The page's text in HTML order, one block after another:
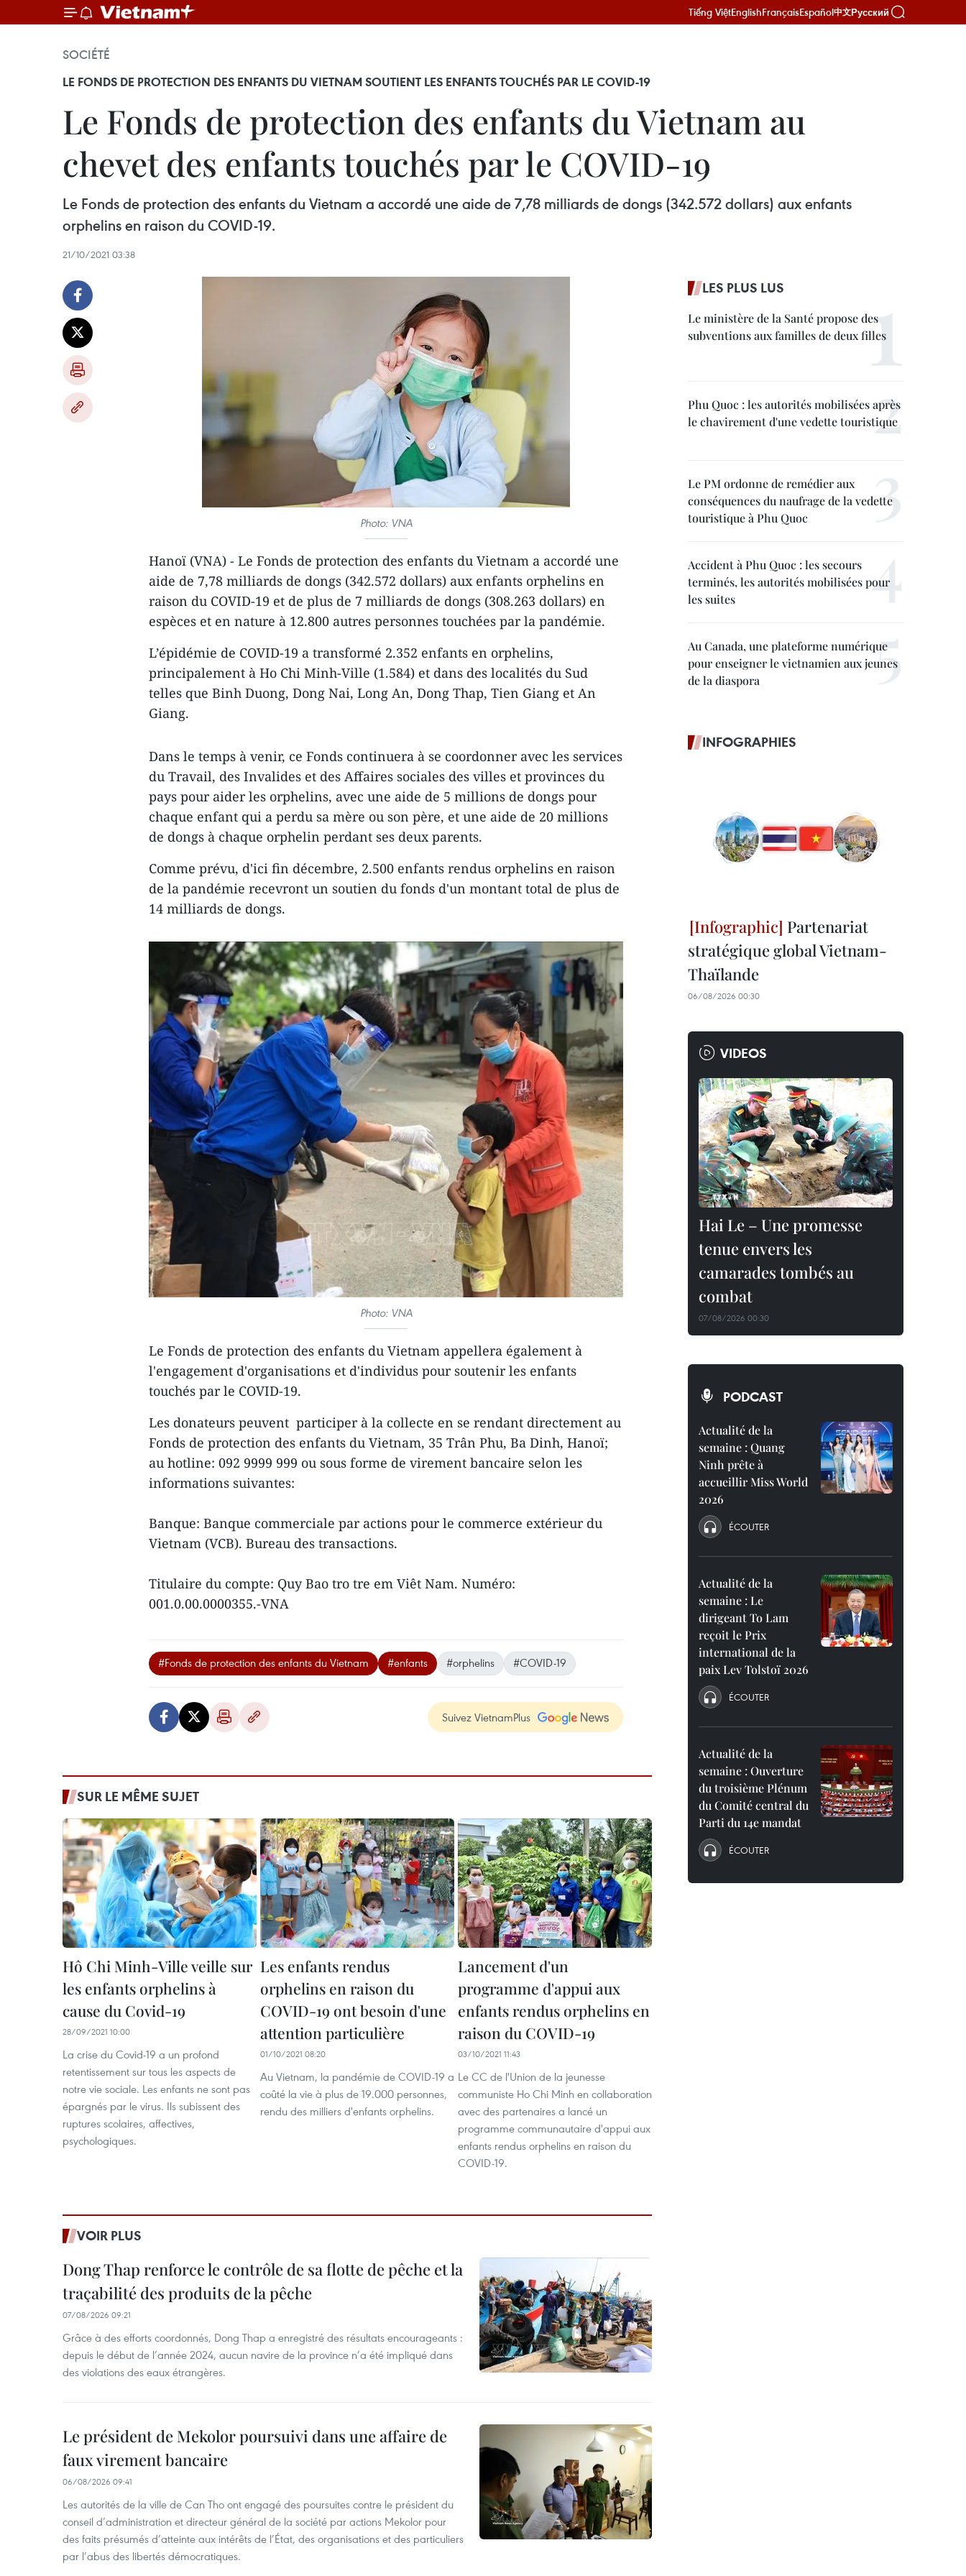
Tiếng ViệtEnglishFrançaisEspañol中文Русский
SOCIÉTÉ
LE FONDS DE PROTECTION DES ENFANTS DU VIETNAM SOUTIENT LES ENFANTS TOUCHÉS PAR LE COVID-19
Le Fonds de protection des enfants du Vietnam au
chevet des enfants touchés par le COVID-19
Le Fonds de protection des enfants du Vietnam a accordé une aide de 7,78 milliards de dongs (342.572 dollars) aux enfants
orphelins en raison du COVID-19.
21/10/2021 03:38
Photo: VNA
Hanoï (VNA) - Le Fonds de protection des enfants du Vietnam a accordé une
aide de 7,78 milliards de dongs (342.572 dollars) aux enfants orphelins en
raison du COVID-19 et de plus de 7 milliards de dongs (308.263 dollars) en
espèces et en nature à 12.800 autres personnes touchées par la pandémie.
L’épidémie de COVID-19 a transformé 2.352 enfants en orphelins,
principalement à Ho Chi Minh-Ville (1.584) et dans des localités du Sud
telles que Binh Duong, Dong Nai, Long An, Dong Thap, Tien Giang et An
Giang.
Dans le temps à venir, ce Fonds continuera à se coordonner avec les services
du Travail, des Invalides et des Affaires sociales des villes et provinces du
pays pour aider les orphelins, avec une aide de 5 millions de dongs pour
chaque enfant qui a perdu sa mère ou son père, et une aide de 20 millions
de dongs à chaque orphelin perdant ses deux parents.
Comme prévu, d'ici fin décembre, 2.500 enfants rendus orphelins en raison
de la pandémie recevront un soutien du fonds d'un montant total de plus de
14 milliards de dongs.
Photo: VNA
Le Fonds de protection des enfants du Vietnam appellera également à
l'engagement d'organisations et d'individus pour soutenir les enfants
touchés par le COVID-19.
Les donateurs peuvent participer à la collecte en se rendant directement au
Fonds de protection des enfants du Vietnam, 35 Trân Phu, Ba Dinh, Hanoï;
au hotline: 092 9999 999 ou sous forme de virement bancaire selon les
informations suivantes:
Banque: Banque commerciale par actions pour le commerce extérieur du
Vietnam (VCB). Bureau des transactions.
Titulaire du compte: Quy Bao tro tre em Viêt Nam. Numéro:
001.0.00.0000355.-VNA
#Fonds de protection des enfants du Vietnam #enfants #orphelins #COVID-19
Suivez VietnamPlus
SUR LE MÊME SUJET
Hô Chi Minh-Ville veille sur
les enfants orphelins à
cause du Covid-19
28/09/2021 10:00
La crise du Covid-19 a un profond
retentissement sur tous les aspects de
notre vie sociale. Les enfants ne sont pas
épargnés par le virus. Ils subissent des
ruptures scolaires, affectives,
psychologiques.
Les enfants rendus
orphelins en raison du
COVID-19 ont besoin d'une
attention particulière
01/10/2021 08:20
Au Vietnam, la pandémie de COVID-19 a
coûté la vie à plus de 19.000 personnes,
rendu des milliers d'enfants orphelins.
Lancement d'un
programme d'appui aux
enfants rendus orphelins en
raison du COVID-19
03/10/2021 11:43
Le CC de l'Union de la jeunesse
communiste Ho Chi Minh en collaboration
avec des partenaires a lancé un
programme communautaire d'appui aux
enfants rendus orphelins en raison du
COVID-19.
VOIR PLUS
Dong Thap renforce le contrôle de sa flotte de pêche et la
traçabilité des produits de la pêche
07/08/2026 09:21
Grâce à des efforts coordonnés, Dong Thap a enregistré des résultats encourageants :
depuis le début de l’année 2024, aucun navire de la province n’a été impliqué dans
des violations des eaux étrangères.
Le président de Mekolor poursuivi dans une affaire de
faux virement bancaire
06/08/2026 09:41
Les autorités de la ville de Can Tho ont engagé des poursuites contre le président du
conseil d’administration et directeur général de la société par actions Mekolor pour
des faits présumés d’atteinte aux intérêts de l’État, des organisations et des particuliers
par l’abus des libertés démocratiques.
LES PLUS LUS
Le ministère de la Santé propose des
subventions aux familles de deux filles
Phu Quoc : les autorités mobilisées après
le chavirement d'une vedette touristique
Le PM ordonne de remédier aux
conséquences du naufrage de la vedette
touristique à Phu Quoc
Accident à Phu Quoc : les secours
terminés, les autorités mobilisées pour
les suites
Au Canada, une plateforme numérique
pour enseigner le vietnamien aux jeunes
de la diaspora
INFOGRAPHIES
Partenariat
stratégique global Vietnam-
Thaïlande
06/08/2026 00:30
VIDEOS
Hai Le – Une promesse
tenue envers les
camarades tombés au
combat
07/08/2026 00:30
PODCAST
Actualité de la
semaine : Quang
Ninh prête à
accueillir Miss World
2026
ÉCOUTER
Actualité de la
semaine : Le
dirigeant To Lam
reçoit le Prix
international de la
paix Lev Tolstoï 2026
ÉCOUTER
Actualité de la
semaine : Ouverture
du troisième Plénum
du Comité central du
Parti du 14e mandat
ÉCOUTER